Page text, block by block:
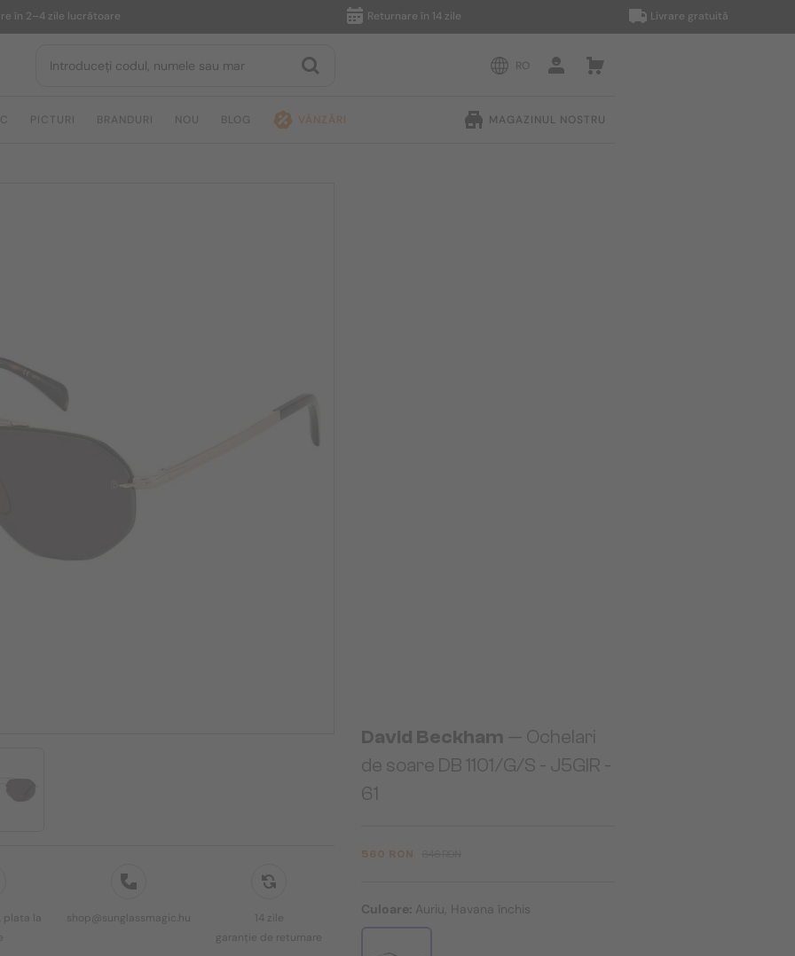
2–4 zile lucrătoare Returnare în 14 zile Livrare gratuită
RO
PICTURI BRANDURI NOU BLOG VÂNZĂRI MAGAZINUL NOSTRU
plata la
shop@sunglassmagic.hu
14 zile
garanție de returnare
David Beckham — Ochelari
de soare DB 1101/G/S - J5GIR -
61
560 RON
Culoare: Auriu, Havana închis